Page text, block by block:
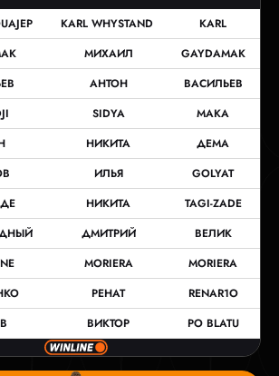
KARL WHYSTAND
KARL
МИХАИЛ
GAYDAMAK
АНТОН
ВАСИЛЬЕВ
SIDYA
MAKA
НИКИТА
ДЕМА
ИЛЬЯ
GOLYAT
НИКИТА
TAGI-ZADE
ДМИТРИЙ
ВЕЛИК
MORIERA
MORIERA
РЕНАТ
RENAR1O
ВИКТОР PO BLATU